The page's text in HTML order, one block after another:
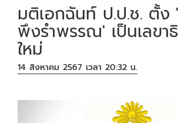
มติเอกฉันท์ ป.ป.ช. ตั้ง
พึงรำพรรณ' เป็นเลขา
ใหม่
14 สิงหาคม 2567 เวลา 20:32 น.